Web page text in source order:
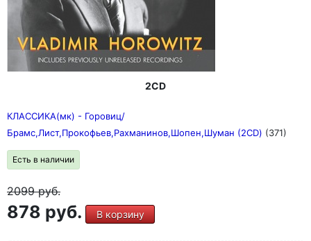
2CD
КЛАССИКА(мк) - Горовиц/
Брамс,Лист,Прокофьев,Рахманинов,Шопен,Шуман (2CD) (371)
Есть в наличии
2099руб.
878 руб. В корзину